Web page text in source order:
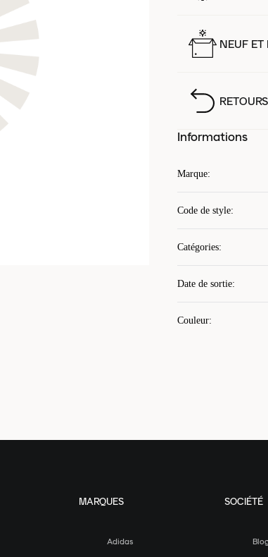
NEUF ET
Informations
Marque:
Code de style:
Catégories:
Date de sortie:
Couleur:
MARQUES
Adidas
SOCIÉTÉ
Blog